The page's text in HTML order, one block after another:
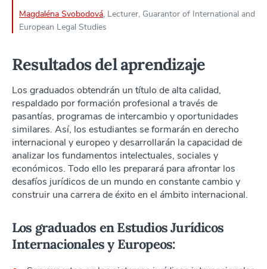
Magdaléna Svobodová, Lecturer, Guarantor of International and
European Legal Studies
Resultados del aprendizaje
Los graduados obtendrán un título de alta calidad,
respaldado por formación profesional a través de
pasantías, programas de intercambio y oportunidades
similares. Así, los estudiantes se formarán en derecho
internacional y europeo y desarrollarán la capacidad de
analizar los fundamentos intelectuales, sociales y
económicos. Todo ello les preparará para afrontar los
desafíos jurídicos de un mundo en constante cambio y
construir una carrera de éxito en el ámbito internacional.
Los graduados en Estudios Jurídicos
Internacionales y Europeos: